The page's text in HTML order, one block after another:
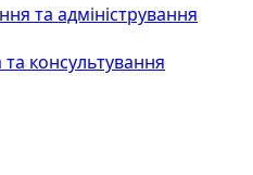
та адміністрування
консультування